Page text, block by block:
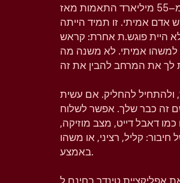
הפופולרית בעולם וזמינה ב–190 מדינות, עם יותר מ–55 מיליארד התאמות מאז
אמיתי. זו תמיד הייתה
היית פוגש.ת אחרת: קראש
למשהו אמיתי. לא משנה מה
ולהתחיל להחליק. אם עשית
זה כבר שלך. אפשר לשלוח
דאבל דייט, מצב מוזיקה,
חיבור: קליל, רציני, או משהו
באמצע.